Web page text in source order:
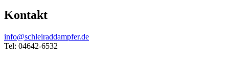
Kontakt
info@schleiraddampfer.de
Tel: 04642-6532